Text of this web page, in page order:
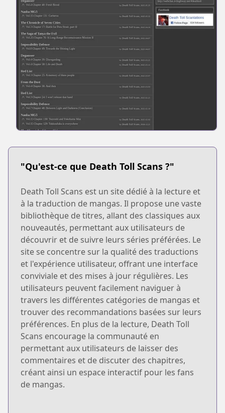
"Qu'est-ce que Death Toll Scans ?"
Death Toll Scans est un site dédié à la lecture et
à la traduction de mangas. Il propose une vaste
bibliothèque de titres, allant des classiques aux
nouveautés, permettant aux utilisateurs de
découvrir et de suivre leurs séries préférées. Le
site se concentre sur la qualité des traductions
et l'expérience utilisateur, offrant une interface
conviviale et des mises à jour régulières. Les
utilisateurs peuvent facilement naviguer à
travers les différentes catégories de mangas et
trouver des recommandations basées sur leurs
préférences. En plus de la lecture, Death Toll
Scans encourage la communauté en
permettant aux utilisateurs de laisser des
commentaires et de discuter des chapitres,
créant ainsi un espace interactif pour les fans
de mangas.